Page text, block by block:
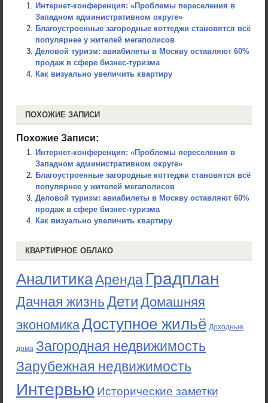
Интернет-конференция: «Проблемы переселения в
Западном административном округе»
Благоустроенные загородные коттеджи становятся всё
популярнее у жителей мегаполисов
Деловой туризм: авиабилеты в Москву оставляют 60%
продаж в сфере бизнес-туризма
Как визуально увеличить квартиру
ПОХОЖИЕ ЗАПИСИ
Похожие Записи:
Интернет-конференция: «Проблемы переселения в
Западном административном округе»
Благоустроенные загородные коттеджи становятся всё
популярнее у жителей мегаполисов
Деловой туризм: авиабилеты в Москву оставляют 60%
продаж в сфере бизнес-туризма
Как визуально увеличить квартиру
КВАРТИРНОЕ ОБЛАКО
АналитикаАренда Градплан
Дачная жизньДети Домашняя
экономикаДоступное жильё Доходные
дома Загородная недвижимость
Зарубежная недвижимость
Интервью Исторические заметки